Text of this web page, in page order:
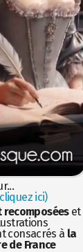
ici)
et
consacrés à la
de France